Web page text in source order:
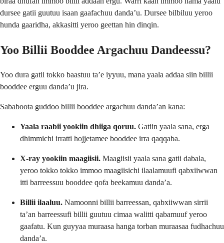
dursee gatii guutuu isaan gaafachuu danda’u. Dursee bilbiluu yeroo
hunda gaaridha, akkasitti yeroo geettan hin dinqin.
Yoo Billii Booddee Argachuu Dandeessu?
Yoo dura gatii tokko baastuu ta’e iyyuu, mana yaala addaa siin billii
booddee erguu danda’u jira.
Sababoota guddoo billii booddee argachuu danda’an kana:
Yaala raabii yookiin dhiiga qoruu. Gatiin yaala sana, erga
dhimmichi irratti hojjetamee booddee irra qaqqaba.
X-ray yookiin maagiisii. Maagiisii yaala sana gatii dabala,
yeroo tokko tokko immoo maagiisichi ilaalamuufi qabxiiwwan
itti barreessuu booddee qofa beekamuu danda’a.
Billii ilaaluu. Namoonni billii barreessan, qabxiiwwan sirrii
ta’an barreessufi billii guutuu cimaa walitti qabamuuf yeroo
gaafatu. Kun guyyaa muraasa hanga torban muraasaa fudhachuu
danda’a.